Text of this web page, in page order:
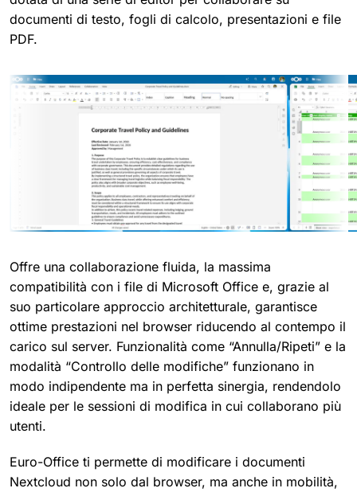
documenti di testo, fogli di calcolo, presentazioni e file
PDF.
Offre una collaborazione fluida, la massima
compatibilità con i file di Microsoft Office e, grazie al
suo particolare approccio architetturale, garantisce
ottime prestazioni nel browser riducendo al contempo il
carico sul server. Funzionalità come “Annulla/Ripeti” e la
modalità “Controllo delle modifiche” funzionano in
modo indipendente ma in perfetta sinergia, rendendolo
ideale per le sessioni di modifica in cui collaborano più
utenti.
Euro-Office ti permette di modificare i documenti
Nextcloud non solo dal browser, ma anche in mobilità,